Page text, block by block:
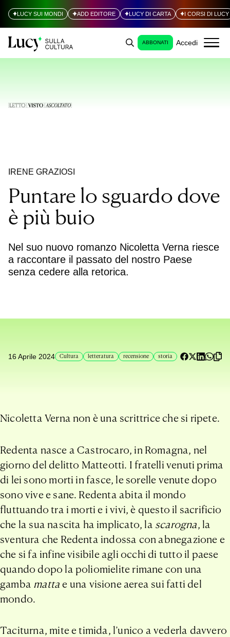
LUCY SUI MONDI ADD EDITORE LUCY DI CARTA I CORSI DI LUCY
ABBONATI Accedi
IRENE GRAZIOSI
Puntare lo sguardo dove
è più buio
Nel suo nuovo romanzo Nicoletta Verna riesce
a raccontare il passato del nostro Paese
senza cedere alla retorica.
16 Aprile 2024 Cultura letteratura recensione storia
Nicoletta Verna non è una scrittrice che si ripete.
Redenta nasce a Castrocaro, in Romagna, nel
giorno del delitto Matteotti. I fratelli venuti prima
di lei sono morti in fasce, le sorelle venute dopo
sono vive e sane. Redenta abita il mondo
fluttuando tra i morti e i vivi, è questo il sacrificio
che la sua nascita ha implicato, la scarogna, la
sventura che Redenta indossa con abnegazione e
che si fa infine visibile agli occhi di tutto il paese
quando dopo la poliomielite rimane con una
gamba mattae una visione aerea sui fatti del
mondo.
Taciturna, mite e timida, l’unico a vederla davvero